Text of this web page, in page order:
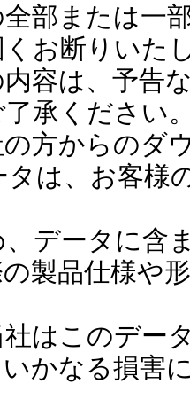
部または一
お断りいた
容は、予告
承ください
方からのダ
タは、お客様
データに含
製品仕様や
はこのデー
かなる損害